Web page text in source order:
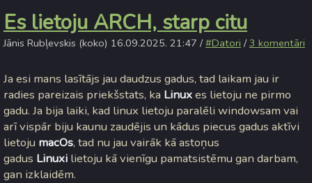
Es lietoju ARCH, starp citu
Jānis Rubļevskis (koko) 16.09.2025. 21:47 /#Datori /3 komentāri
Ja esi mans lasītājs jau daudzus gadus, tad laikam jau ir
radies pareizais priekšstats, ka Linuxes lietoju ne pirmo
gadu. Ja bija laiki, kad linux lietoju paralēli windowsam vai
arī vispār biju kaunu zaudējis un kādus piecus gadus aktīvi
lietoju macOs, tad nu jau vairāk kā astoņus
gadus Linuxi lietoju kā vienīgu pamatsistēmu gan darbam,
gan izklaidēm.